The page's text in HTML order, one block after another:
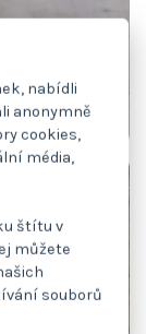
nabídli
anonymně
cookies,
média,
štítu v
můžete
souborů